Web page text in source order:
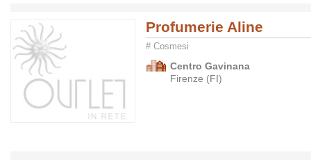
Profumerie Aline
# Cosmesi
Centro Gavinana
Firenze (FI)